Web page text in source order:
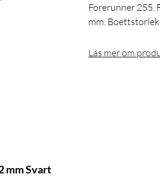
Forerunner 255.
mm.
Läs mer om
mm Svart